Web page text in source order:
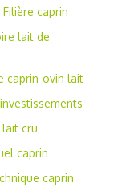
caprin
lait de
caprin-ovin lait
lait cru
caprin
caprin